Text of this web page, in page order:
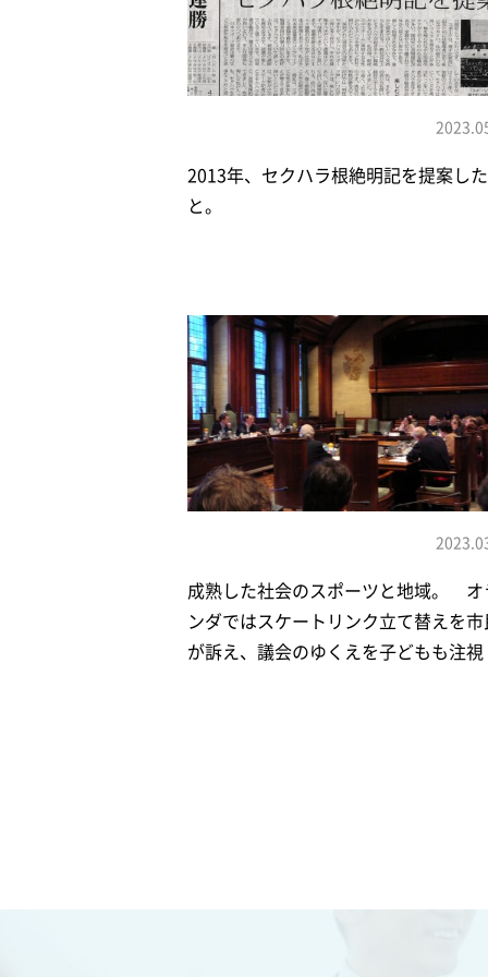
2013年、セクハラ根絶明記を提案し
と。
成熟した社会のスポーツと地域。 オ
ンダではスケートリンク立て替えを市
が訴え、議会のゆくえを子どもも注視